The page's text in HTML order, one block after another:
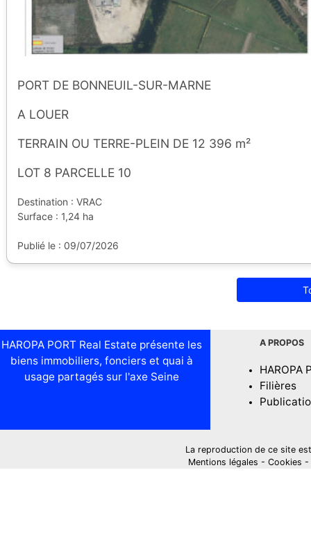
PORT DE BONNEUIL-SUR-MARNE
A LOUER
TERRAIN OU TERRE-PLEIN DE 12 396 m²
LOT 8 PARCELLE 10
Destination : VRAC
Surface : 1,24 ha
Publié le : 09/07/2026
HAROPA PORT Real Estate présente les
biens immobiliers, fonciers et quai à
usage partagés sur l'axe Seine
A PROPOS
HAROPA
Filières
La reproduction de ce site
Mentions légales - Cookies -